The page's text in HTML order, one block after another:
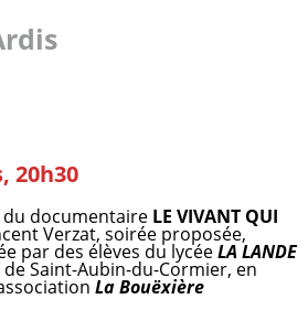
20h30
documentaire LE VIVANT QUI
Verzat, soirée proposée,
par des élèves du lycéeLA LANDE
de Saint-Aubin-du-Cormier, en
La Bouëxière